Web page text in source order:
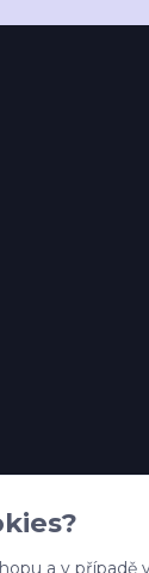
a v případě